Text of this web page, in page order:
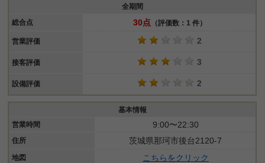
全期間
総合点
30点 （評価数：1 件）
営業評価 2
接客評価 3
設備評価 2
基本情報
営業時間
9:00〜22:30
住所 茨城県那珂市後台2120-7
地図 こちらをクリック